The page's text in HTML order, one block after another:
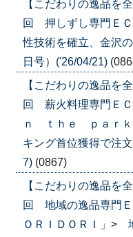
【こだわりの逸品を
回 押しずし専門Ｅ
性技術を確立、金沢
日号）('26/04/21)
【こだわりの逸品を
回 薪火料理専門Ｅ
ｎ ｔｈｅ ｐａｒｋ
キング首位獲得で注
7) (0867)
【こだわりの逸品を
回 地域の逸品専門Ｅ
ＯＲＩＤＯＲＩ」>